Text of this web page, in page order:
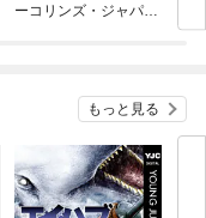
ーコリンズ・ジャパン
もっと見る